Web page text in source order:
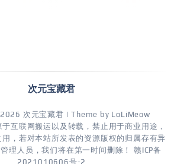
次元宝藏君
次元宝藏君 | Theme by LoLiMeow
互联网搬运以及转载，禁止用于商业用途，
，若对本站所发表的资源版权的归属存有异
理人员，我们将在第一时间删除！ 赣ICP备
2021010606号-2